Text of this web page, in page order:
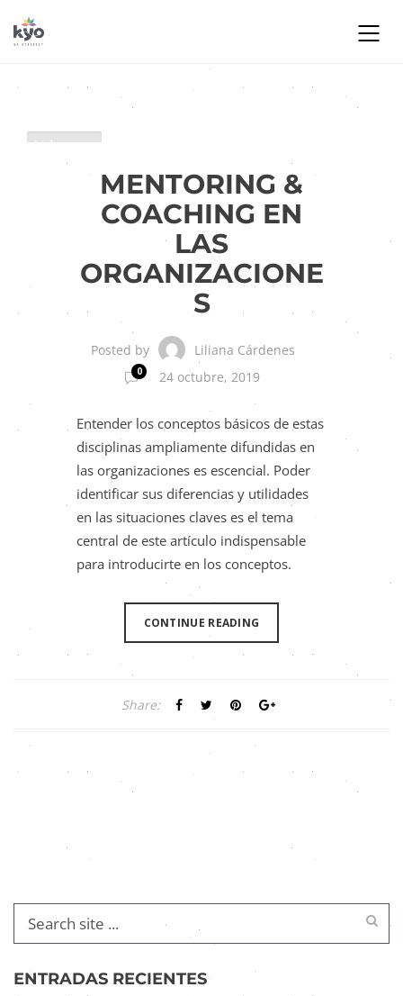
Liderazgo
Tendencias de RHMENTORING &
COACHING EN
LAS
ORGANIZACIONE
S
Posted by Liliana Cárdenes
0 24 octubre, 2019
Entender los conceptos básicos de estas
disciplinas ampliamente difundidas en
las organizaciones es escencial. Poder
identificar sus diferencias y utilidades
en las situaciones claves es el tema
central de este artículo indispensable
para introducirte en los conceptos.
CONTINUE READING
Share:
ENTRADAS RECIENTES